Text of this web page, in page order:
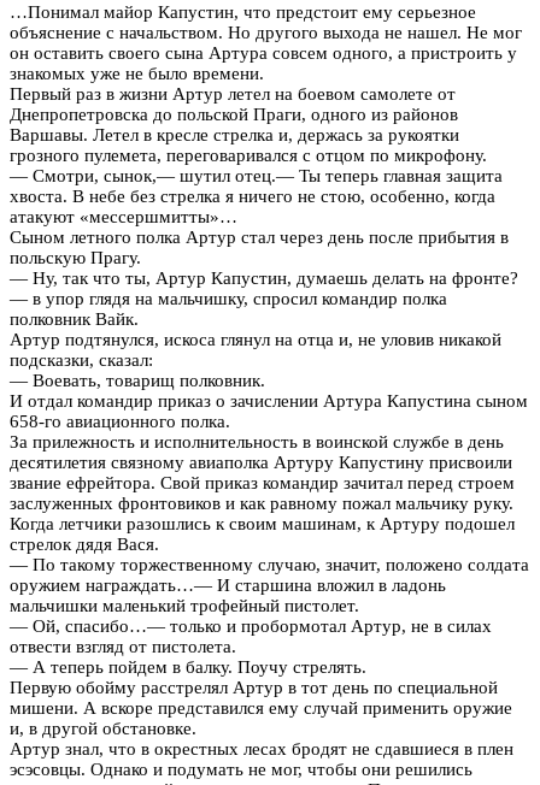
…Понимал майор Капустин, что предстоит ему серьезное
объяснение с начальством. Но другого выхода не нашел. Не мог
он оставить своего сына Артура совсем одного, а пристроить у
знакомых уже не было времени.
Первый раз в жизни Артур летел на боевом самолете от
Днепропетровска до польской Праги, одного из районов
Варшавы. Летел в кресле стрелка и, держась за рукоятки
грозного пулемета, переговаривался с отцом по микрофону.
— Смотри, сынок,— шутил отец.— Ты теперь главная защита
хвоста. В небе без стрелка я ничего не стою, особенно, когда
атакуют «мессершмитты»…
Сыном летного полка Артур стал через день после прибытия в
польскую Прагу.
— Ну, так что ты, Артур Капустин, думаешь делать на фронте?
— в упор глядя на мальчишку, спросил командир полка
полковник Вайк.
Артур подтянулся, искоса глянул на отца и, не уловив никакой
подсказки, сказал:
— Воевать, товарищ полковник.
И отдал командир приказ о зачислении Артура Капустина сыном
658-го авиационного полка.
За прилежность и исполнительность в воинской службе в день
десятилетия связному авиаполка Артуру Капустину присвоили
звание ефрейтора. Свой приказ командир зачитал перед строем
заслуженных фронтовиков и как равному пожал мальчику руку.
Когда летчики разошлись к своим машинам, к Артуру подошел
стрелок дядя Вася.
— По такому торжественному случаю, значит, положено солдата
оружием награждать…— И старшина вложил в ладонь
мальчишки маленький трофейный пистолет.
— Ой, спасибо…— только и пробормотал Артур, не в силах
отвести взгляд от пистолета.
— А теперь пойдем в балку. Поучу стрелять.
Первую обойму расстрелял Артур в тот день по специальной
мишени. А вскоре представился ему случай применить оружие
и, в другой обстановке.
Артур знал, что в окрестных лесах бродят не сдавшиеся в плен
эсэсовцы. Однако и подумать не мог, чтобы они решились